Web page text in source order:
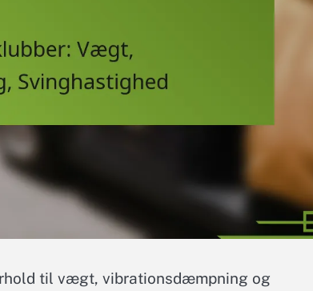
til vægt, vibrationsdæmpning og